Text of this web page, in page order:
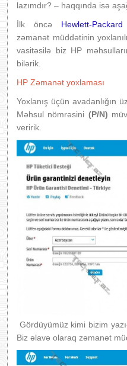
lazımdır? – haqqında isə
İlk öncə Hewlett-Packard
zəmanət müddətinin
vasitəsilə biz HP
bilərik.
HP Zəmanət yoxlaması
Yoxlanış üçün avadanlığın
Məhsul nömrəsini (P/N)
veririk.
Gördüyümüz kimi bizim
Biz əlavə olaraq zəmanət